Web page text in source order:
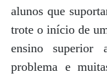
alunos que
trote o início de
ensino superior
problema e